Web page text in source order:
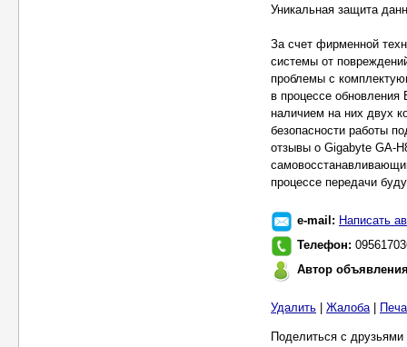
Уникальная защита
За счет фирменной
системы от
проблемы с
в процессе
наличием на них двух
безопасности работы
отзывы о Gigabyte GA-
процессе передачи
e-mail: Написать
Телефон:
Автор
Удалить Жалоба|
Поделиться с